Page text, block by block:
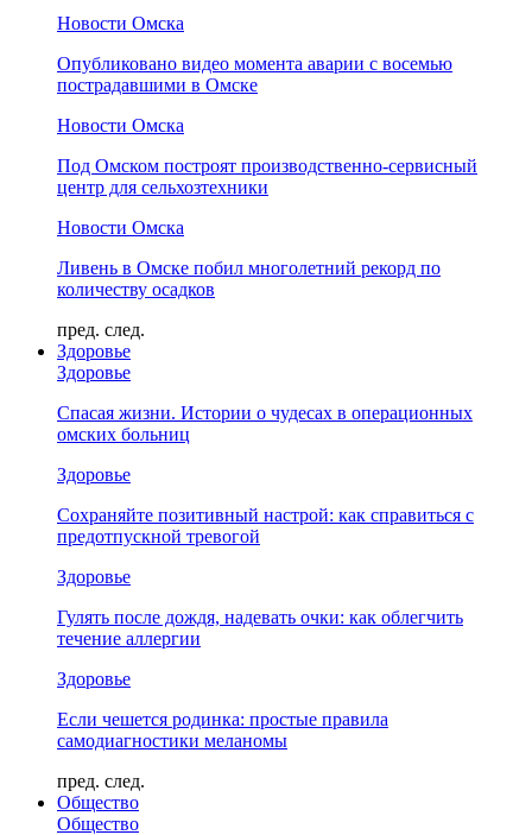
Новости Омска
Опубликовано видео момента аварии с восемью
пострадавшими в Омске
Новости Омска
Под Омском построят производственно-сервисный
центр для сельхозтехники
Новости Омска
Ливень в Омске побил многолетний рекорд по
количеству осадков
пред. след.
Здоровье
Здоровье
Спасая жизни. Истории о чудесах в операционных
омских больниц
Здоровье
Сохраняйте позитивный настрой: как справиться с
предотпускной тревогой
Здоровье
Гулять после дождя, надевать очки: как облегчить
течение аллергии
Здоровье
Если чешется родинка: простые правила
самодиагностики меланомы
пред. след.
Общество
Общество